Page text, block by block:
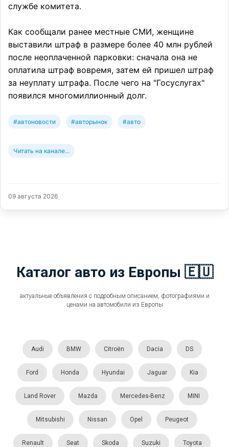
службе комитета.
Как сообщали ранее местные СМИ, женщине
выставили штраф в размере более 40 млн рублей
после неоплаченной парковки: сначала она не
оплатила штраф вовремя, затем ей пришел штраф
за неуплату штрафа. После чего на "Госуслугах"
появился многомиллионный долг.
#автоновости #авторынок #авто
Читать на канале...
09 августа 2026
Каталог авто из Европы 🇪🇺
актуальные объявления с подробным описанием, фотографиями и
ценами на автомобили из Европы
Audi BMW Citroën Dacia DS
Ford Honda Hyundai Jaguar Kia
Land Rover Mazda Mercedes-Benz MINI
Mitsubishi Nissan Opel Peugeot
Renault Seat Skoda Suzuki Toyota